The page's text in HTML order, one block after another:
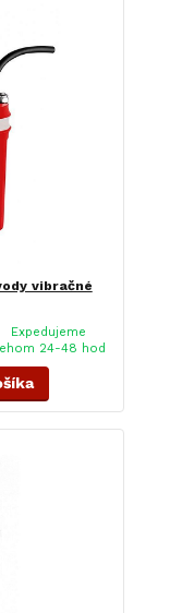
vibračné
Expedujeme
24-48 hod